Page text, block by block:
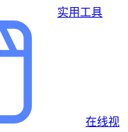
实用工具
在线视